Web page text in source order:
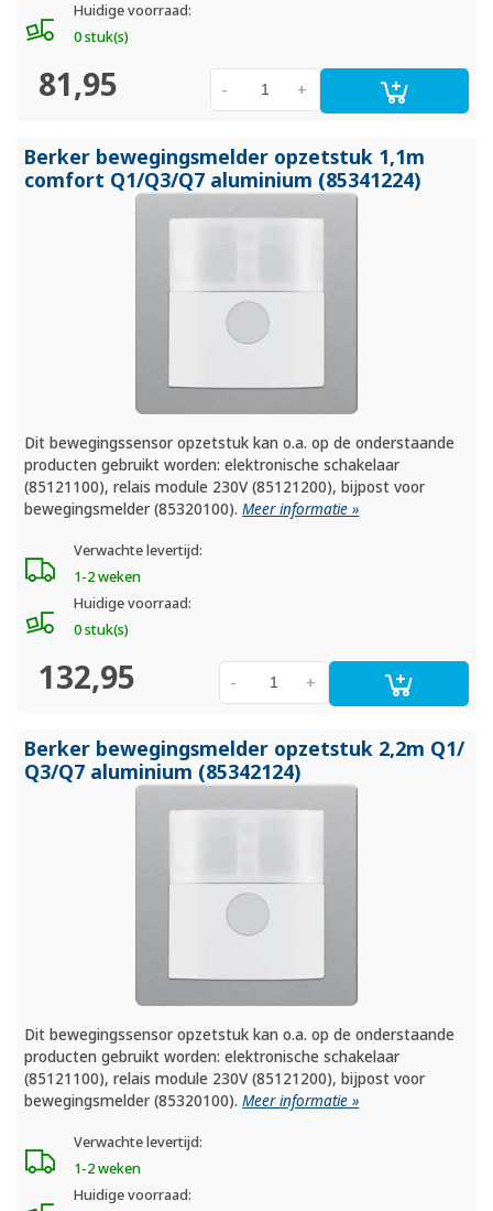
Huidige voorraad:
0 stuk(s)
81,95 +
-
Berker bewegingsmelder opzetstuk 1,1m
comfort Q1/Q3/Q7 aluminium (85341224)
Dit bewegingssensor opzetstuk kan o.a. op de onderstaande
producten gebruikt worden: elektronische schakelaar
(85121100), relais module 230V (85121200), bijpost voor
bewegingsmelder (85320100).Meer informatie »
Verwachte levertijd:
1-2 weken
Huidige voorraad:
0 stuk(s)
132,95 +
-
Berker bewegingsmelder opzetstuk 2,2m Q1/
Q3/Q7 aluminium (85342124)
Dit bewegingssensor opzetstuk kan o.a. op de onderstaande
producten gebruikt worden: elektronische schakelaar
(85121100), relais module 230V (85121200), bijpost voor
bewegingsmelder (85320100).Meer informatie »
Verwachte levertijd:
1-2 weken
Huidige voorraad: